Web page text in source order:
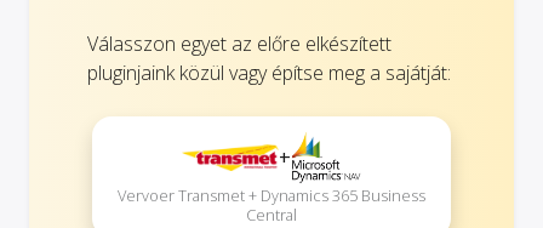
Válasszon egyet az előre elkészített
pluginjaink közül vagy építse meg a sajátját:
+
Vervoer Transmet + Dynamics 365 Business
Central